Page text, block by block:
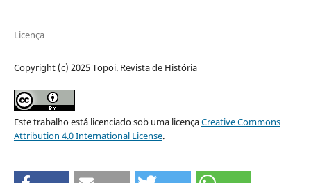
Licença
Copyright (c) 2025 Topoi. Revista de História
Este trabalho está licenciado sob uma licençaCreative Commons
Attribution 4.0 International License.